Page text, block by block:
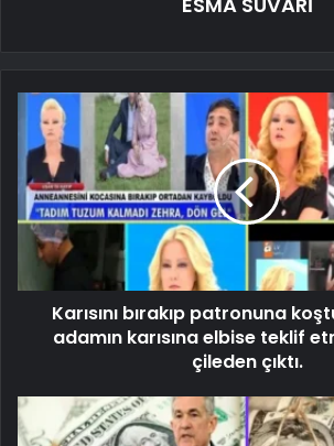
Karısını bırakıp patronuna
adamın karısına elbise teklif
çileden çıktı.